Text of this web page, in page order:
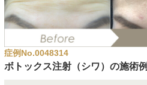
西梅田から徒歩2分
アフターケア
症例No.0048314
ボトックス注射（シワ）の施術例